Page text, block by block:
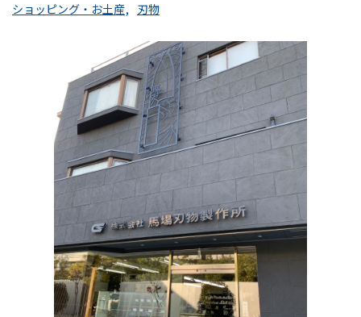
HOME（観光サイト）
観光スポット
イベント情報
ショッピング・お土産
サイクリングさかい
ショッピング・お土産 刃物